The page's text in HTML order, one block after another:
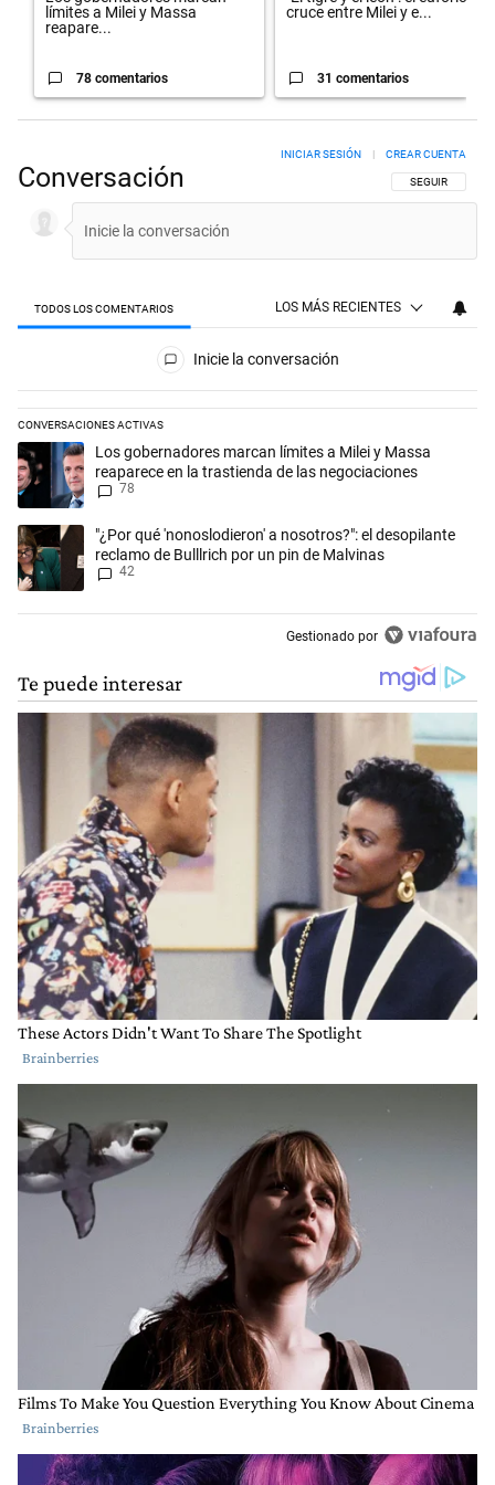
límites a Milei y Massa
reapare...
78 comentarios
cruce entre Milei y e...
31 comentarios
Conversación SIGA ESTA
SEGUIR
INICIAR SESIÓN CREAR CUENTA
TODOS LOS COMENTARIOS LOS MÁS RECIENTES
Todos los comentarios
Inicie la conversación
CONVERSACIONES ACTIVAS
Este listado muestra los artículos con más comentarios en los
Un artículo de tendencia con el título "Los gobernadores marcan
Los gobernadores marcan límites a Milei y Massa
reaparece en la trastienda de las negociaciones
78
Un artículo de tendencia con el título ""¿Por qué 'nonoslodieron' a
"¿Por qué 'nonoslodieron' a nosotros?": el desopilante
reclamo de Bulllrich por un pin de Malvinas
42
Gestionado por